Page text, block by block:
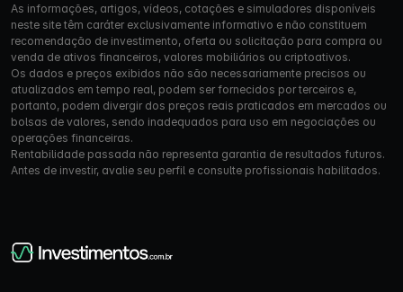
As informações, artigos, vídeos, cotações e simuladores disponíveis
neste site têm caráter exclusivamente informativo e não constituem
recomendação de investimento, oferta ou solicitação para compra ou
venda de ativos financeiros, valores mobiliários ou criptoativos.
Os dados e preços exibidos não são necessariamente precisos ou
atualizados em tempo real, podem ser fornecidos por terceiros e,
portanto, podem divergir dos preços reais praticados em mercados ou
bolsas de valores, sendo inadequados para uso em negociações ou
operações financeiras.
Rentabilidade passada não representa garantia de resultados futuros.
Antes de investir, avalie seu perfil e consulte profissionais habilitados.